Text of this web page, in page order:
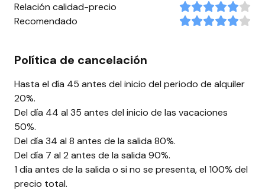
Relación calidad-precio
Recomendado
Política de cancelación
Hasta el día 45 antes del inicio del periodo de alquiler
20%.
Del día 44 al 35 antes del inicio de las vacaciones
50%.
Del día 34 al 8 antes de la salida 80%.
Del día 7 al 2 antes de la salida 90%.
1 día antes de la salida o si no se presenta, el 100% del
precio total.